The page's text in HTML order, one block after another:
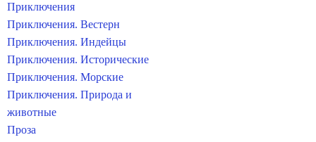
Приключения
Приключения. Вестерн
Приключения. Индейцы
Приключения. Исторические
Приключения. Морские
Приключения. Природа и
животные
Проза